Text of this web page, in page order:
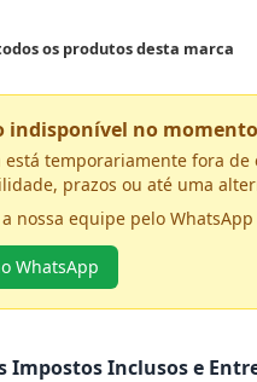
os produtos desta marca
indisponível no momento
está temporariamente fora
prazos ou até uma
a nossa equipe pelo
WhatsApp
Impostos Inclusos e